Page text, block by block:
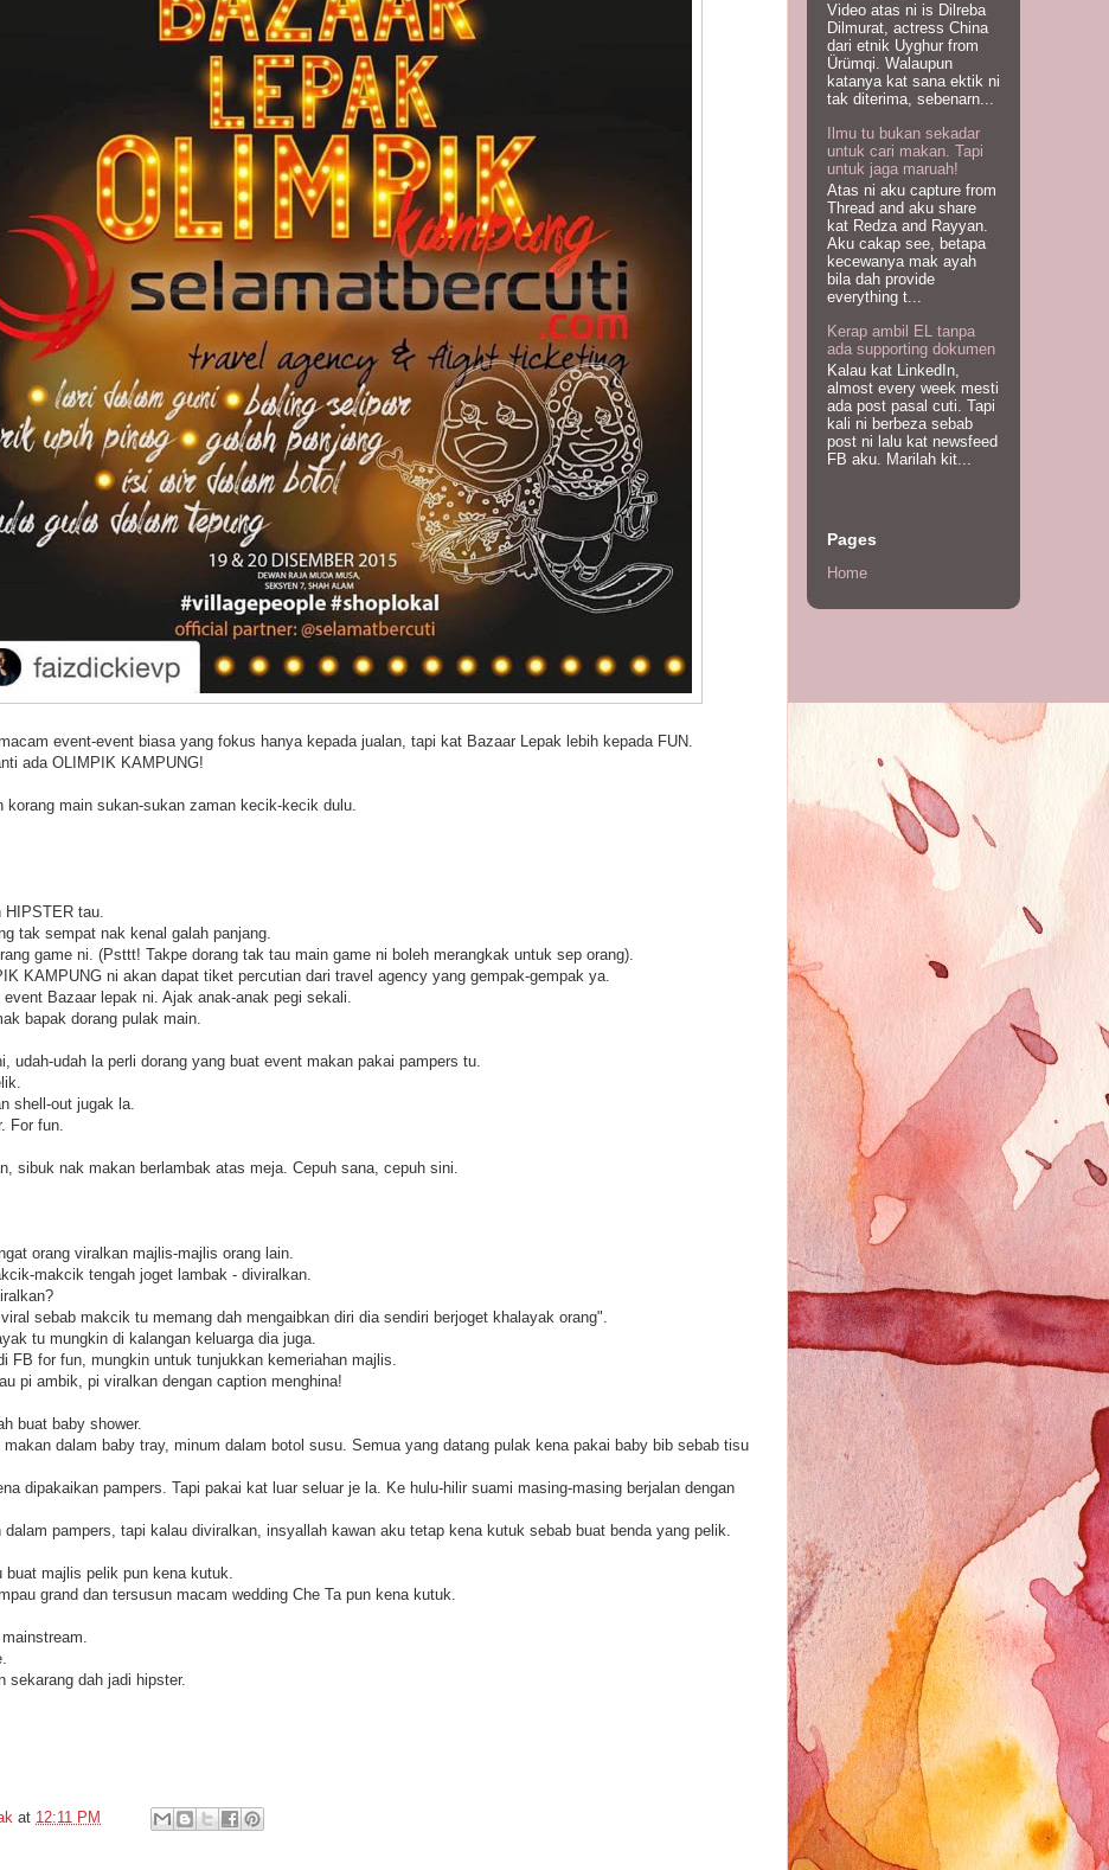
event-event biasa yang fokus hanya kepada jualan, tapi kat Bazaar Lepak lebih kepada FUN.
ada OLIMPIK KAMPUNG!
korang main sukan-sukan zaman kecik-kecik dulu.
HIPSTER tau.
tak sempat nak kenal galah panjang.
game ni. (Psttt! Takpe dorang tak tau main game ni boleh merangkak untuk sep orang).
KAMPUNG ni akan dapat tiket percutian dari travel agency yang gempak-gempak ya.
event Bazaar lepak ni. Ajak anak-anak pegi sekali.
bapak dorang pulak main.
udah-udah la perli dorang yang buat event makan pakai pampers tu.
shell-out jugak la.
For fun.
sibuk nak makan berlambak atas meja. Cepuh sana, cepuh sini.
orang viralkan majlis-majlis orang lain.
makcik tengah joget lambak - diviralkan.
sebab makcik tu memang dah mengaibkan diri dia sendiri berjoget khalayak orang".
tu mungkin di kalangan keluarga dia juga.
FB for fun, mungkin untuk tunjukkan kemeriahan majlis.
pi ambik, pi viralkan dengan caption menghina!
buat baby shower.
makan dalam baby tray, minum dalam botol susu. Semua yang datang pulak kena pakai baby bib sebab tisu
dipakaikan pampers. Tapi pakai kat luar seluar je la. Ke hulu-hilir suami masing-masing berjalan dengan
dalam pampers, tapi kalau diviralkan, insyallah kawan aku tetap kena kutuk sebab buat benda yang pelik.
buat majlis pelik pun kena kutuk.
grand dan tersusun macam wedding Che Ta pun kena kutuk.
sekarang dah jadi hipster.
at 12:11 PM
Video atas ni is Dilreba
Dilmurat, actress China
dari etnik Uyghur from
Ürümqi. Walaupun
katanya kat sana ektik ni
tak diterima, sebenarn...
Ilmu tu bukan sekadar
untuk cari makan. Tapi
untuk jaga maruah!
Atas ni aku capture from
Thread and aku share
kat Redza and Rayyan.
Aku cakap see, betapa
kecewanya mak ayah
bila dah provide
everything t...
Kerap ambil EL tanpa
ada supporting dokumen
Kalau kat LinkedIn,
almost every week mesti
ada post pasal cuti. Tapi
kali ni berbeza sebab
post ni lalu kat newsfeed
FB aku. Marilah kit...
Pages
Home